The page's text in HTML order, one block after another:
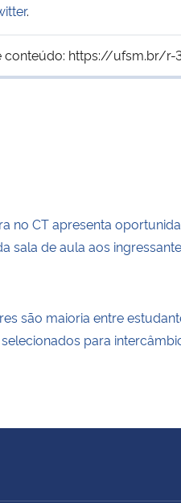
.
conteúdo: https://ufsm.br/r-
no CT apresenta
sala de aula aos
são maioria entre
selecionados para